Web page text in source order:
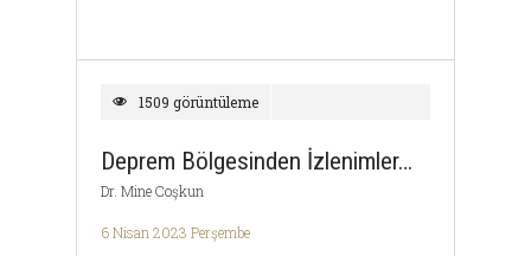
1509 görüntüleme
Deprem Bölgesinden İzlenimler…
Dr. Mine Coşkun
6 Nisan 2023 Perşembe